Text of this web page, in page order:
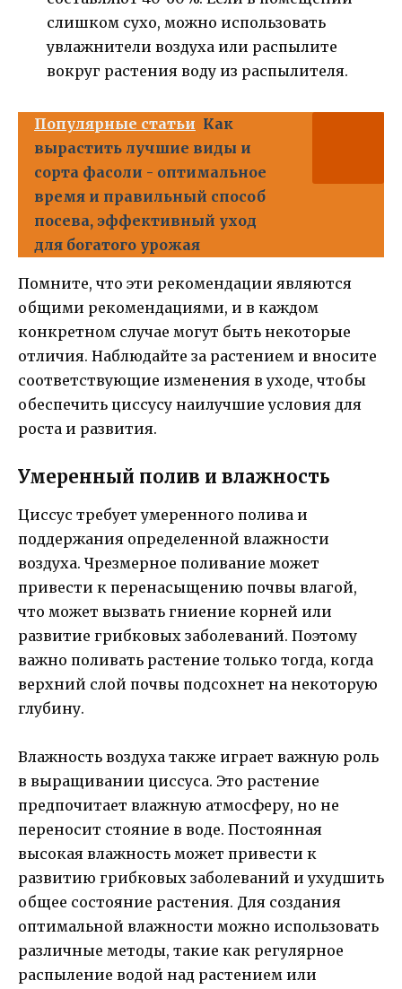
слишком сухо, можно использовать
увлажнители воздуха или распылите
вокруг растения воду из распылителя.
Популярные статьи Как
вырастить лучшие виды и
сорта фасоли - оптимальное
время и правильный способ
посева, эффективный уход
для богатого урожая
Помните, что эти рекомендации являются
общими рекомендациями, и в каждом
конкретном случае могут быть некоторые
отличия. Наблюдайте за растением и вносите
соответствующие изменения в уходе, чтобы
обеспечить циссусу наилучшие условия для
роста и развития.
Умеренный полив и влажность
Циссус требует умеренного полива и
поддержания определенной влажности
воздуха. Чрезмерное поливание может
привести к перенасыщению почвы влагой,
что может вызвать гниение корней или
развитие грибковых заболеваний. Поэтому
важно поливать растение только тогда, когда
верхний слой почвы подсохнет на некоторую
глубину.
Влажность воздуха также играет важную роль
в выращивании циссуса. Это растение
предпочитает влажную атмосферу, но не
переносит стояние в воде. Постоянная
высокая влажность может привести к
развитию грибковых заболеваний и ухудшить
общее состояние растения. Для создания
оптимальной влажности можно использовать
различные методы, такие как регулярное
распыление водой над растением или